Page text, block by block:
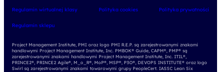
Regulamin wirtualnej klasy Polityka cookies Polityka prywatności
Regulamin sklepu
Project Management Institute, PMI oraz logo PMI R.E.P. są zarejestrowanymi znakami
handlowymi Project Management Institute, Inc. PMBOK® Guide, CAPM®, PMP® są
zarejestrowanymi znakami handlowymi Project Management Institute, Inc. ITIL®,
PRINCE2®, PRINCE2 Agile®, M_o_R®, MoP®, MSP®, P3O®, DEVOPS INSTITUTE® oraz logo
Swirl są zarejestrowanymi znakami towarowymi grupy PeopleCert. IASSC Lean Six